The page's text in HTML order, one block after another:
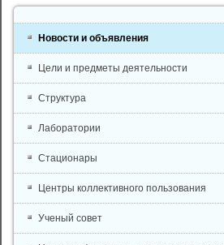
Новости и объявления
Цели и предметы деятельности
Структура
Лаборатории
Стационары
Центры коллективного пользования
Ученый совет